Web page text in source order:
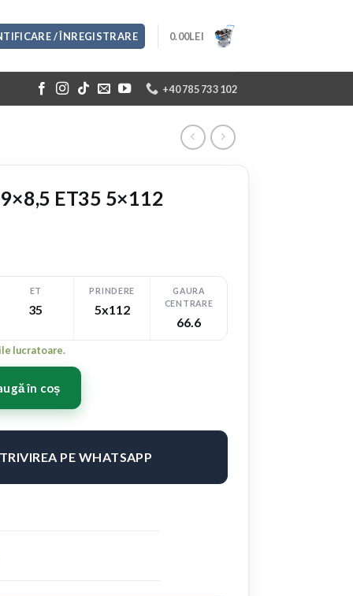
/ ÎNREGISTRARE 0.00LEI
+40 785 733 102
VIDEO
ET35 5×112
ET
35
PRINDERE
5x112
GAURA
CENTRARE
66.6
lucratoare.
ET35 5x112 Brushed Bronze
în coș
PE WHATSAPP